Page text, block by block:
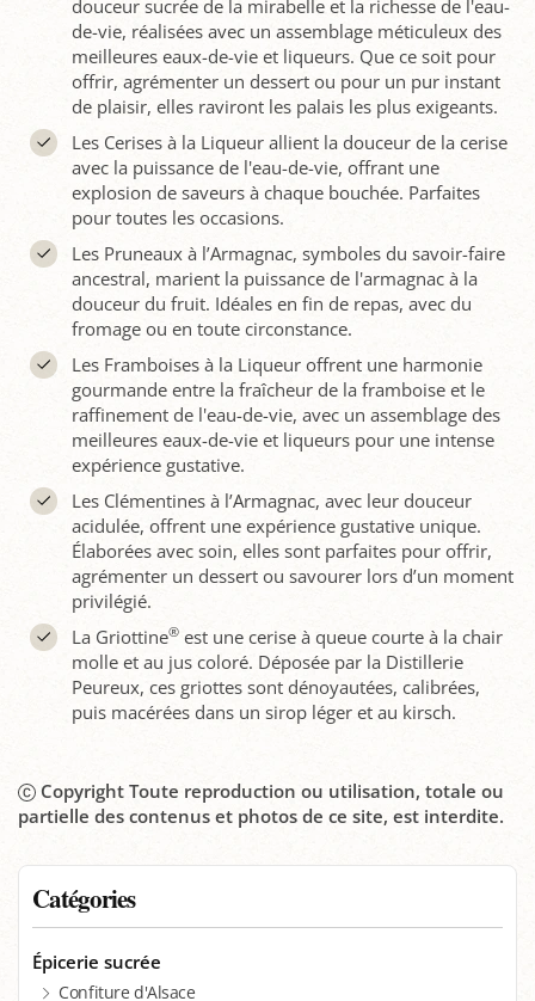
Catégories
Épicerie sucrée
Confiture d'Alsace
douceur sucrée de la mirabelle et la richesse de l'eau-
de-vie, réalisées avec un assemblage méticuleux des
meilleures eaux-de-vie et liqueurs. Que ce soit pour
offrir, agrémenter un dessert ou pour un pur instant
de plaisir, elles raviront les palais les plus exigeants.
Les Cerises à la Liqueur allient la douceur de la cerise
avec la puissance de l'eau-de-vie, offrant une
explosion de saveurs à chaque bouchée. Parfaites
pour toutes les occasions.
Les Pruneaux à l’Armagnac, symboles du savoir-faire
ancestral, marient la puissance de l'armagnac à la
douceur du fruit. Idéales en fin de repas, avec du
fromage ou en toute circonstance.
Les Framboises à la Liqueur offrent une harmonie
gourmande entre la fraîcheur de la framboise et le
raffinement de l'eau-de-vie, avec un assemblage des
meilleures eaux-de-vie et liqueurs pour une intense
expérience gustative.
Les Clémentines à l’Armagnac, avec leur douceur
acidulée, offrent une expérience gustative unique.
Élaborées avec soin, elles sont parfaites pour offrir,
agrémenter un dessert ou savourer lors d’un moment
privilégié.
La Griottine®est une cerise à queue courte à la chair
molle et au jus coloré. Déposée par la Distillerie
Peureux, ces griottes sont dénoyautées, calibrées,
puis macérées dans un sirop léger et au kirsch.
Copyright Toute reproduction ou utilisation, totale ou
partielle des contenus et photos de ce site, est interdite.